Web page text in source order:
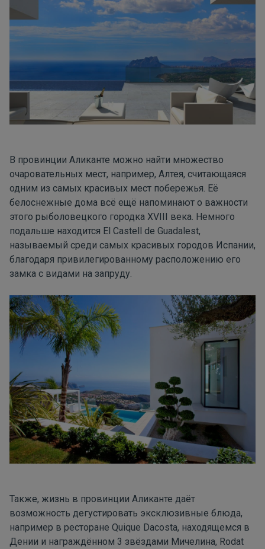
В провинции Аликанте можно найти множество
очаровательных мест, например, Алтея, считающаяся
одним из самых красивых мест побережья. Её
белоснежные дома всё ещё напоминают о важности
этого рыболовецкого городка XVIII века. Немного
подальше находится El Castell de Guadalest,
называемый среди самых красивых городов Испании,
благодаря привилегированному расположению его
замка с видами на запруду.
Также, жизнь в провинции Аликанте даёт
возможность дегустировать эксклюзивные блюда,
например в ресторане Quique Dacosta, находящемся в
Дении и награждённом 3 звёздами Мичелина, Rodat